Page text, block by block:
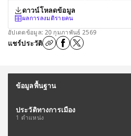
ดาวน์โหลดข้อมูล
ผลการลงมติรายคน
อัปเดตข้อมูล: 20 กุมภาพันธ์ 2569
แชร์ประวัติ
ข้อมูลพื้นฐาน
ประวัติทางการเมือง
1 ตำแหน่ง